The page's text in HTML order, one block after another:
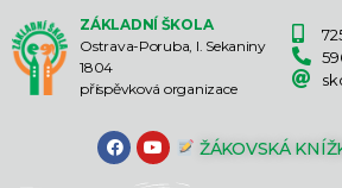
ZÁKLADNÍ ŠKOLA
Ostrava-Poruba, I. Sekaniny
1804
příspěvková organizace
ŽÁKOVSKÁ